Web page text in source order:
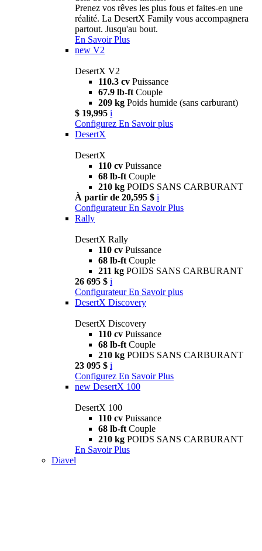
Prenez vos rêves les plus fous et faites-en une
réalité. La DesertX Family vous accompagnera
partout. Jusqu'au bout.
En Savoir Plus
new V2
DesertX V2
110.3 cv Puissance
67.9 lb-ft Couple
209 kg Poids humide (sans carburant)
$ 19,995 i
Configurez En Savoir plus
DesertX
DesertX
110 cv Puissance
68 lb-ft Couple
210 kg POIDS SANS CARBURANT
À partir de 20,595 $ i
Configurateur En Savoir Plus
Rally
DesertX Rally
110 cv Puissance
68 lb-ft Couple
211 kg POIDS SANS CARBURANT
26 695 $ i
Configurateur En Savoir plus
DesertX Discovery
DesertX Discovery
110 cv Puissance
68 lb-ft Couple
210 kg POIDS SANS CARBURANT
23 095 $ i
Configurez En Savoir Plus
new DesertX 100
DesertX 100
110 cv Puissance
68 lb-ft Couple
210 kg POIDS SANS CARBURANT
En Savoir Plus
Diavel